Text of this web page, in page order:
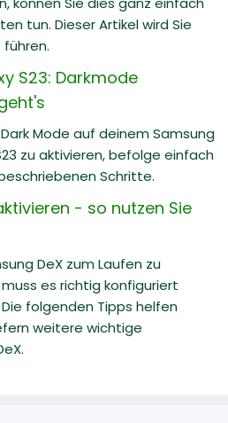
tun. Dieser Artikel wird Sie
S23: Darkmode
Mode auf deinem Samsung
zu aktivieren, befolge einfach
Schritte.
- so nutzen Sie
DeX zum Laufen zu
es richtig konfiguriert
folgenden Tipps helfen
weitere wichtige